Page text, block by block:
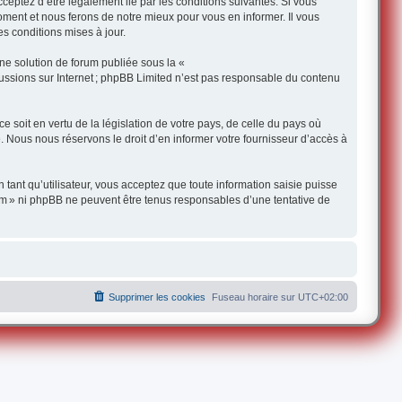
et nous ferons de notre mieux pour vous en informer. Il vous
conditions mises à jour.
solution de forum publiée sous la «
sur Internet ; phpBB Limited n’est pas responsable du contenu
soit en vertu de la législation de votre pays, de celle du pays où
nous réservons le droit d’en informer votre fournisseur d’accès à
qu’utilisateur, vous acceptez que toute information saisie puisse
ni phpBB ne peuvent être tenus responsables d’une tentative de
Fuseau horaire sur UTC+02:00
Supprimer les cookies